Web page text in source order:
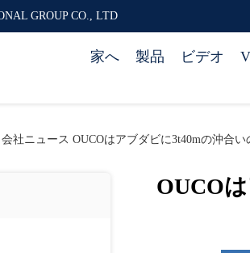
GROUP CO., LTD
家へ 製品 ビデオ
会社ニュース OUCOはアブダビに3t40mの沖合
OUCO